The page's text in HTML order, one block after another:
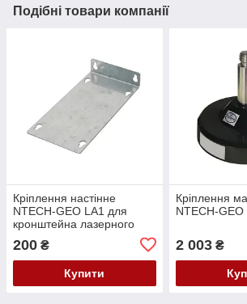
Подібні товари компанії
Кріплення настінне
NTECH-GEO LA1 для
кронштейна лазерного
200 ₴
Купити
Кріплення
NTECH-
2 003₴